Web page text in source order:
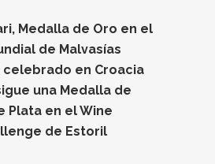
Medalla de Oro en el
de Malvasías
celebrado en Croacia
una Medalla de
Plata en el Wine
de Estoril